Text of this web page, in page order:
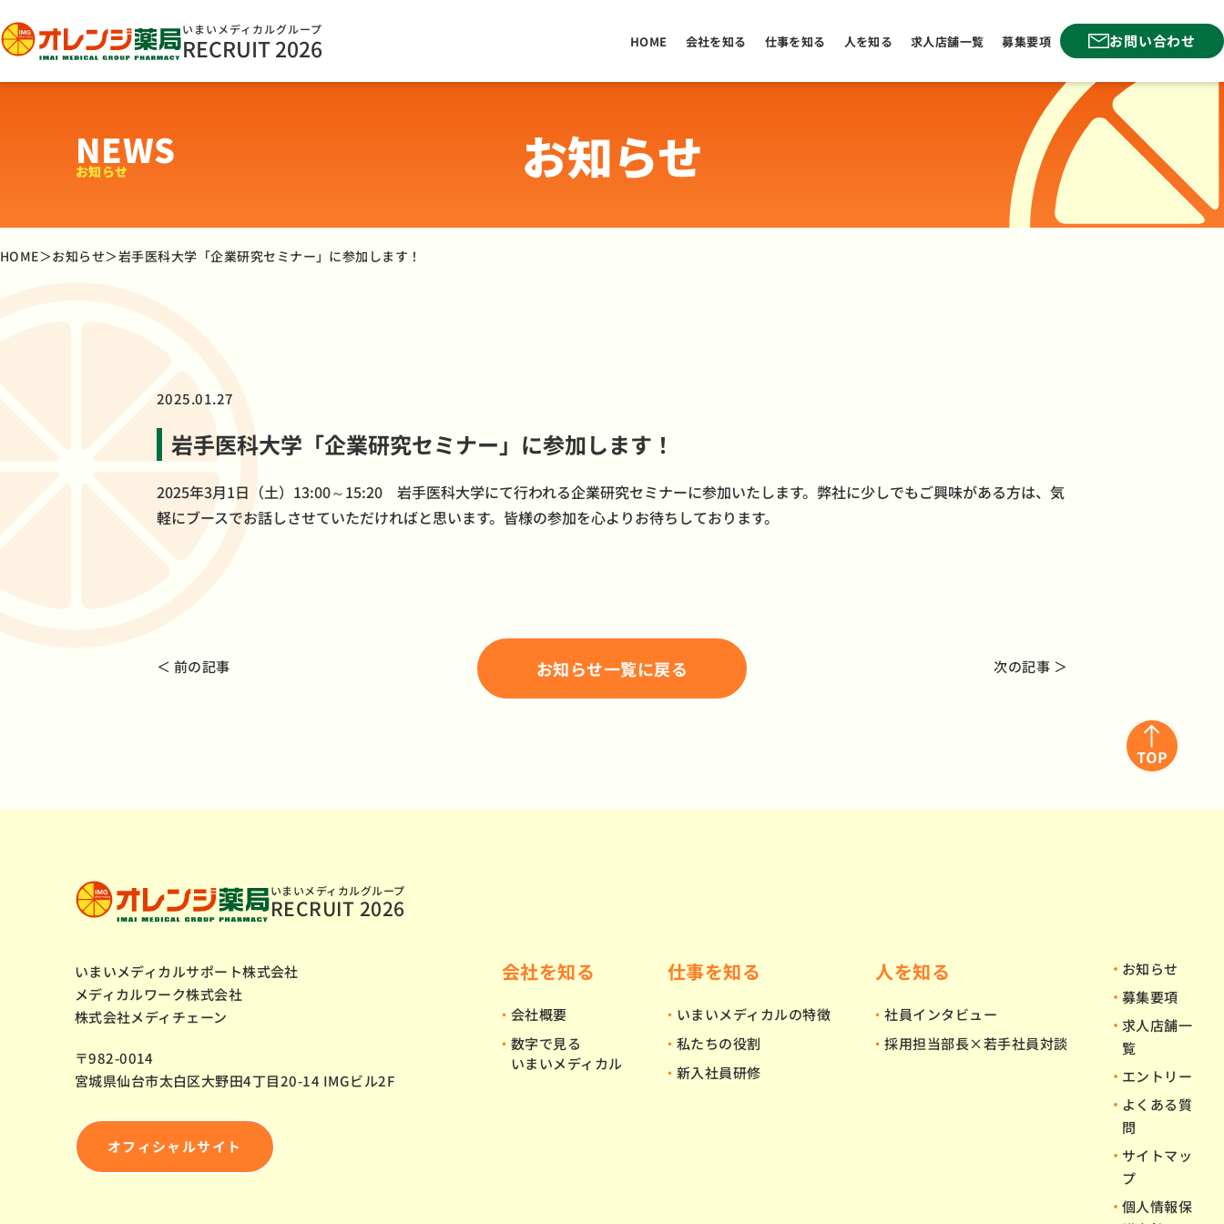
いまいメディカルグループ
RECRUIT2026 HOME 会社を知る 仕事を知る 人を知る 求人店舗一覧 募集要項 お問い合わせ
NEWS
お知らせ お知らせ
HOME＞お知らせ＞岩手医科大学「企業研究セミナー」に参加します！
2025.01.27
岩手医科大学「企業研究セミナー」に参加します！
2025年3月1日（土）13:00～15:20 岩手医科大学にて行われる企業研究セミナーに参加いたします。弊社に少しでもご興味がある方は、気
軽にブースでお話しさせていただければと思います。皆様の参加を心よりお待ちしております。
＜ 前の記事 次の記事 ＞
お知らせ一覧に戻る
いまいメディカルグループ
RECRUIT 2026
いまいメディカルサポート株式会社
メディカルワーク株式会社
株式会社メディチェーン
〒982-0014
宮城県仙台市太白区大野田4丁目20-14 IMGビル2F
オフィシャルサイト
会社を知る
会社概要
数字で見る
いまいメディカル
仕事を知る
いまいメディカルの特徴
私たちの役割
新入社員研修
人を知る
社員インタビュー
採用担当部長×若手社員対談
お知らせ
募集要項
求人店舗一
覧
エントリー
よくある質
問
サイトマッ
プ
個人情報保